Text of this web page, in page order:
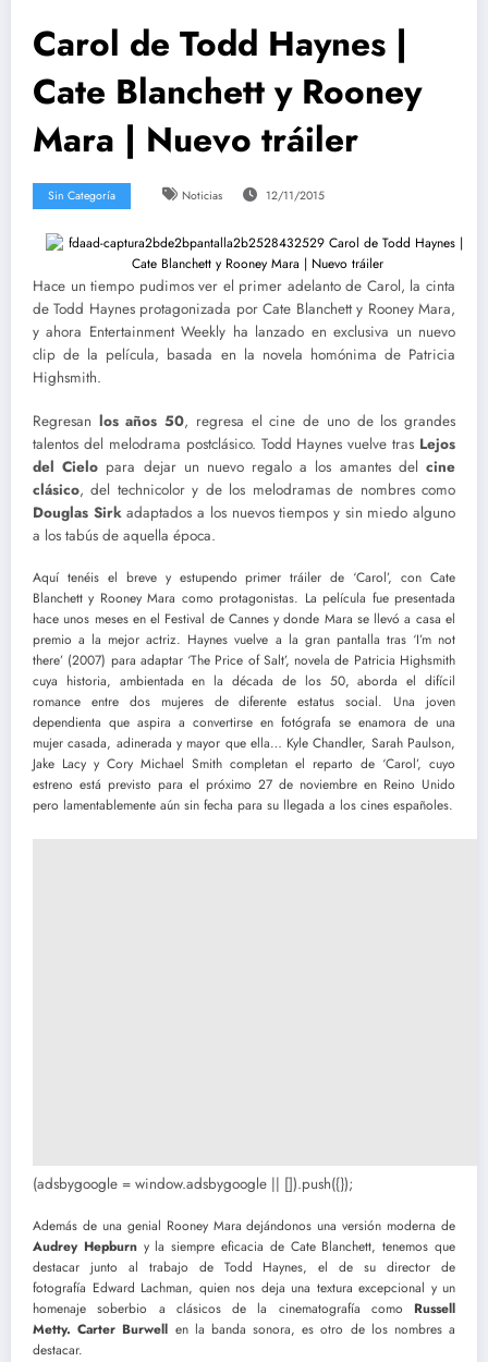
Carol de Todd Haynes |
Cate Blanchett y Rooney
Mara | Nuevo tráiler
Sin Categoría Noticias 12/11/2015
Hace un tiempo pudimos ver el primer adelanto de Carol, la cinta
de Todd Haynes protagonizada por Cate Blanchett y Rooney Mara,
y ahora Entertainment Weekly ha lanzado en exclusiva un nuevo
clip de la película, basada en la novela homónima de Patricia
Highsmith.
Regresan los años 50, regresa el cine de uno de los grandes
talentos del melodrama postclásico. Todd Haynes vuelve tras Lejos
del Cielo para dejar un nuevo regalo a los amantes delcine
clásico, del technicolor y de los melodramas de nombres como
Douglas Sirkadaptados a los nuevos tiempos y sin miedo alguno
a los tabús de aquella época.
Aquí tenéis el breve y estupendo primer tráiler de ‘Carol’, con Cate
Blanchett y Rooney Mara como protagonistas. La película fue presentada
hace unos meses en el Festival de Cannes y donde Mara se llevó a casa el
premio a la mejor actriz. Haynes vuelve a la gran pantalla tras ‘I’m not
there’ (2007) para adaptar ‘The Price of Salt’, novela de Patricia Highsmith
cuya historia, ambientada en la década de los 50, aborda el difícil
romance entre dos mujeres de diferente estatus social. Una joven
dependienta que aspira a convertirse en fotógrafa se enamora de una
mujer casada, adinerada y mayor que ella… Kyle Chandler, Sarah Paulson,
Jake Lacy y Cory Michael Smith completan el reparto de ‘Carol’, cuyo
estreno está previsto para el próximo 27 de noviembre en Reino Unido
pero lamentablemente aún sin fecha para su llegada a los cines españoles.
(adsbygoogle = window.adsbygoogle || []).push({});
Además de una genial Rooney Mara dejándonos una versión moderna de
Audrey Hepburny la siempre eficacia de Cate Blanchett, tenemos que
destacar junto al trabajo de Todd Haynes, el de su director de
fotografía Edward Lachman, quien nos deja una textura excepcional y un
homenaje soberbio a clásicos de la cinematografía como Russell
Metty. Carter Burwell en la banda sonora, es otro de los nombres a
destacar.